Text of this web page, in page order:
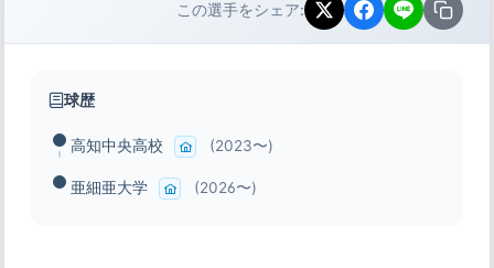
この選手をシェア:
球歴
高知中央高校 (2023〜)
亜細亜大学 (2026〜)